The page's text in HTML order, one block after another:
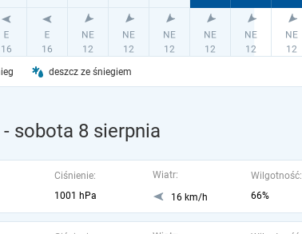
deszcz ze śniegiem
- sobota 8 sierpnia
Ciśnienie:
1001 hPa
Wiatr:
16 km/h
Wilgotność:
66%